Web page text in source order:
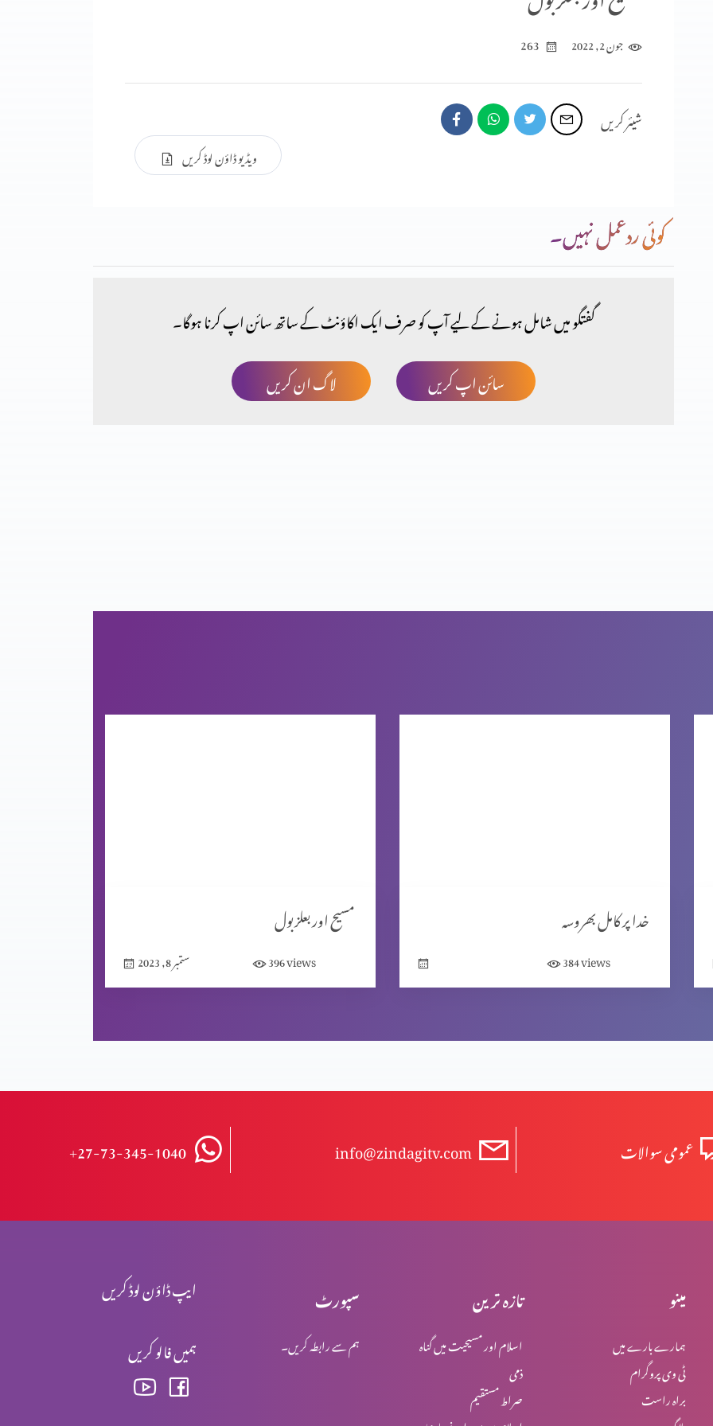
جون 2, 2022 263
شیئر کریں
ویڈیو ڈاؤن لوڈ کریں
کوئی ردعمل نہیں۔
گفتگو میں شامل ہونے کے لیے آپ کو صرف ایک اکاؤنٹ کے ساتھ سائن اپ کرنا ہوگا۔
لاگ ان کریں
سائن اپ کریں
مسیح اور بعلزبول
ستمبر 8, 2023 396views
خدا پر کامل بھروسہ
384views
+27-73-345-1040 info@zindagitv.com عمومی سوالات
ایپ ڈاؤن لوڈ کریں
ہمیں فالو کریں
سپورٹ
ہم سے رابطہ کریں۔
تازہ ترین
اسلام اور مسیحیت میں گناہ
ذمی
صراط مستقیم
مینو
ہمارے بارے میں
ٹی وی پروگرام
براہ راست